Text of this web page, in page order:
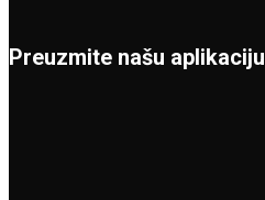
Preuzmite našu aplikaciju